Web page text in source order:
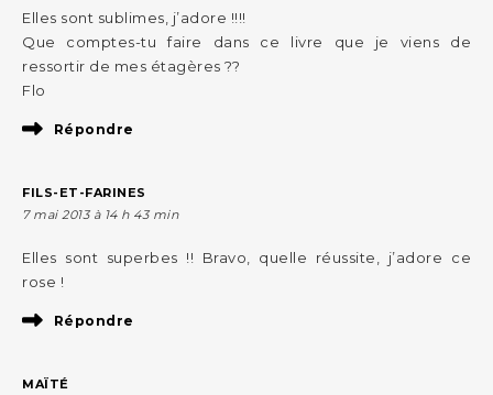
Elles sont sublimes, j’adore !!!!
Que comptes-tu faire dans ce livre que je viens de
ressortir de mes étagères ??
Flo
Répondre
FILS-ET-FARINES
7 mai 2013 à 14 h 43 min
Elles sont superbes !! Bravo, quelle réussite, j’adore ce
rose !
Répondre
MAÏTÉ